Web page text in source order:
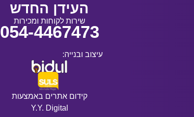
העידן החדש
שירות לקוחות ומכירות
054-4467473
עיצוב ובנייה:
קידום אתרים באמצעות
Y.Y. Digital